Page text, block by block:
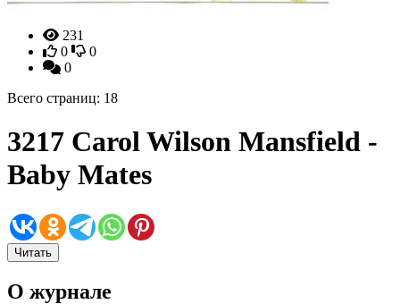
231
0
0
0
Всего страниц: 18
3217 Carol Wilson Mansfield -
Baby Mates
Читать
О журнале